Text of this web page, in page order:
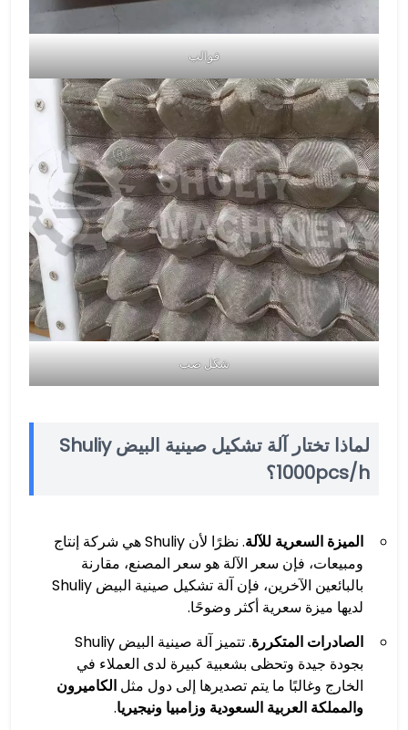
قوالب
شكل صب
لماذا تختار آلة تشكيل صينية البيض Shuliy
1000pcs/h؟
الميزة السعرية للآلة
. نظرًا لأن Shuliy هي شركة إنتاج
ومبيعات، فإن سعر الآلة هو سعر المصنع، مقارنة
بالبائعين الآخرين، فإن آلة تشكيل صينية البيض Shuliy
لديها ميزة سعرية أكثر وضوحًا.
الصادرات المتكررة
. تتميز آلة صينية البيض Shuliy
بجودة جيدة وتحظى بشعبية كبيرة لدى العملاء في
الخارج وغالبًا ما يتم تصديرها إلى دول مثل الكاميرون
والمملكة العربية السعودية وزامبيا ونيجيريا.